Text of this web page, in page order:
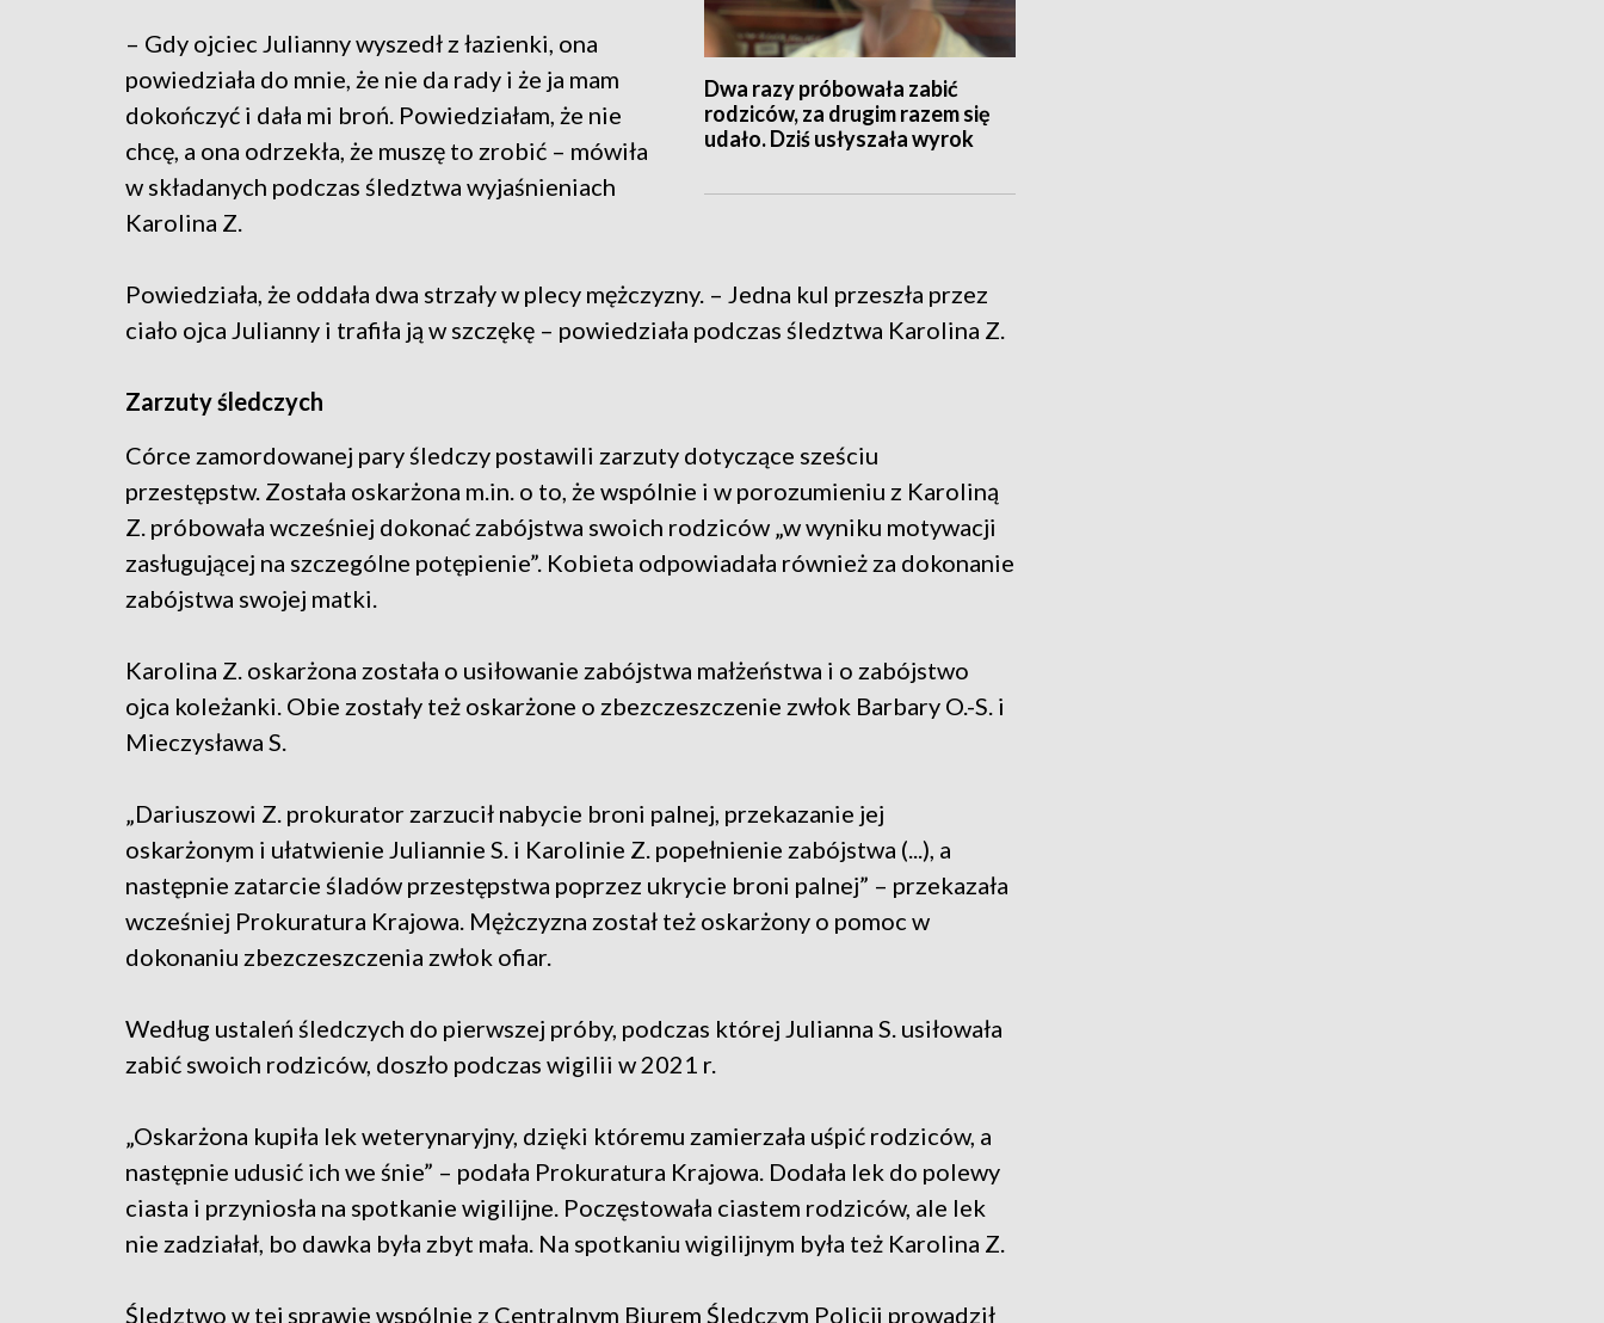
Dwa razy próbowała zabić
rodziców, za drugim razem się
udało. Dziś usłyszała wyrok
– Gdy ojciec Julianny wyszedł z łazienki, ona
powiedziała do mnie, że nie da rady i że ja mam
dokończyć i dała mi broń. Powiedziałam, że nie
chcę, a ona odrzekła, że muszę to zrobić – mówiła
w składanych podczas śledztwa wyjaśnieniach
Karolina Z.
Powiedziała, że oddała dwa strzały w plecy mężczyzny. – Jedna kul przeszła przez
ciało ojca Julianny i trafiła ją w szczękę – powiedziała podczas śledztwa Karolina Z.
Zarzuty śledczych
Córce zamordowanej pary śledczy postawili zarzuty dotyczące sześciu
przestępstw. Została oskarżona m.in. o to, że wspólnie i w porozumieniu z Karoliną
Z. próbowała wcześniej dokonać zabójstwa swoich rodziców „w wyniku motywacji
zasługującej na szczególne potępienie”. Kobieta odpowiadała również za dokonanie
zabójstwa swojej matki.
Karolina Z. oskarżona została o usiłowanie zabójstwa małżeństwa i o zabójstwo
ojca koleżanki. Obie zostały też oskarżone o zbezczeszczenie zwłok Barbary O.-S. i
Mieczysława S.
„Dariuszowi Z. prokurator zarzucił nabycie broni palnej, przekazanie jej
oskarżonym i ułatwienie Juliannie S. i Karolinie Z. popełnienie zabójstwa (...), a
następnie zatarcie śladów przestępstwa poprzez ukrycie broni palnej” – przekazała
wcześniej Prokuratura Krajowa. Mężczyzna został też oskarżony o pomoc w
dokonaniu zbezczeszczenia zwłok ofiar.
Według ustaleń śledczych do pierwszej próby, podczas której Julianna S. usiłowała
zabić swoich rodziców, doszło podczas wigilii w 2021 r.
„Oskarżona kupiła lek weterynaryjny, dzięki któremu zamierzała uśpić rodziców, a
następnie udusić ich we śnie” – podała Prokuratura Krajowa. Dodała lek do polewy
ciasta i przyniosła na spotkanie wigilijne. Poczęstowała ciastem rodziców, ale lek
nie zadziałał, bo dawka była zbyt mała. Na spotkaniu wigilijnym była też Karolina Z.
Śledztwo w tej sprawie wspólnie z Centralnym Biurem Śledczym Policji prowadził